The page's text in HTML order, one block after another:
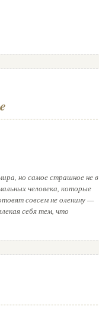
но самое страшное не в
человека, которые
совсем не оленину —
себя тем, что